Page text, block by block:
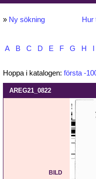
» Ny sökning Hur
A B C D E F G H
Hoppa i katalogen: första -
AREG21_0822
BILD